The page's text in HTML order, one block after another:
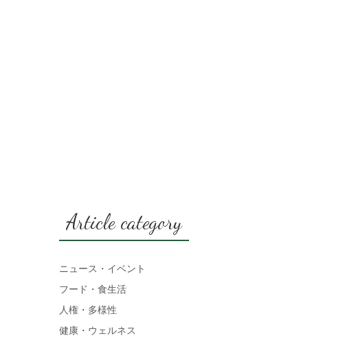
Article category
ニュース・イベント
フード・食生活
人権・多様性
健康・ウェルネス